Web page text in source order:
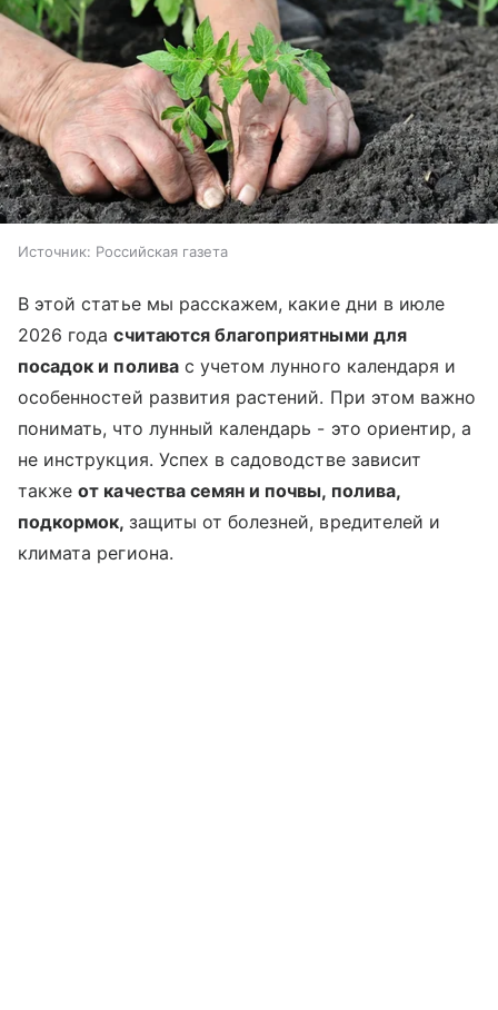
Источник: Российская газета
В этой статье мы расскажем, какие дни в июле
2026 годасчитаются благоприятными для
посадок и поливас учетом лунного календаря и
особенностей развития растений. При этом важно
понимать, что лунный календарь - это ориентир, а
не инструкция. Успех в садоводстве зависит
такжеот качества семян и почвы, полива,
подкормок, защиты от болезней, вредителей и
климата региона.